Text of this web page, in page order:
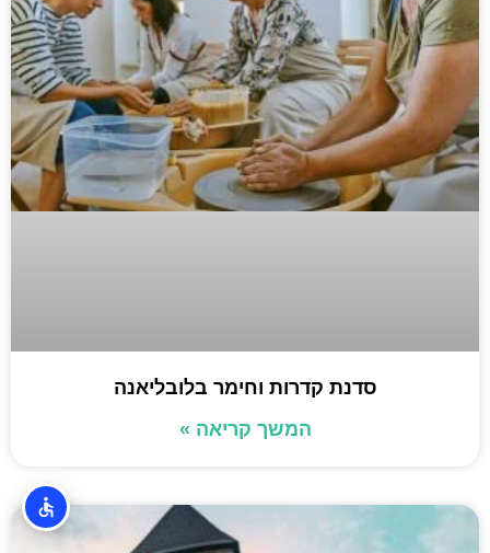
סדנת קדרות וחימר בלובליאנה
המשך קריאה »